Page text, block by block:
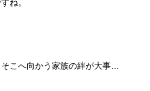
ね。
こへ向かう家族の絆が大事…